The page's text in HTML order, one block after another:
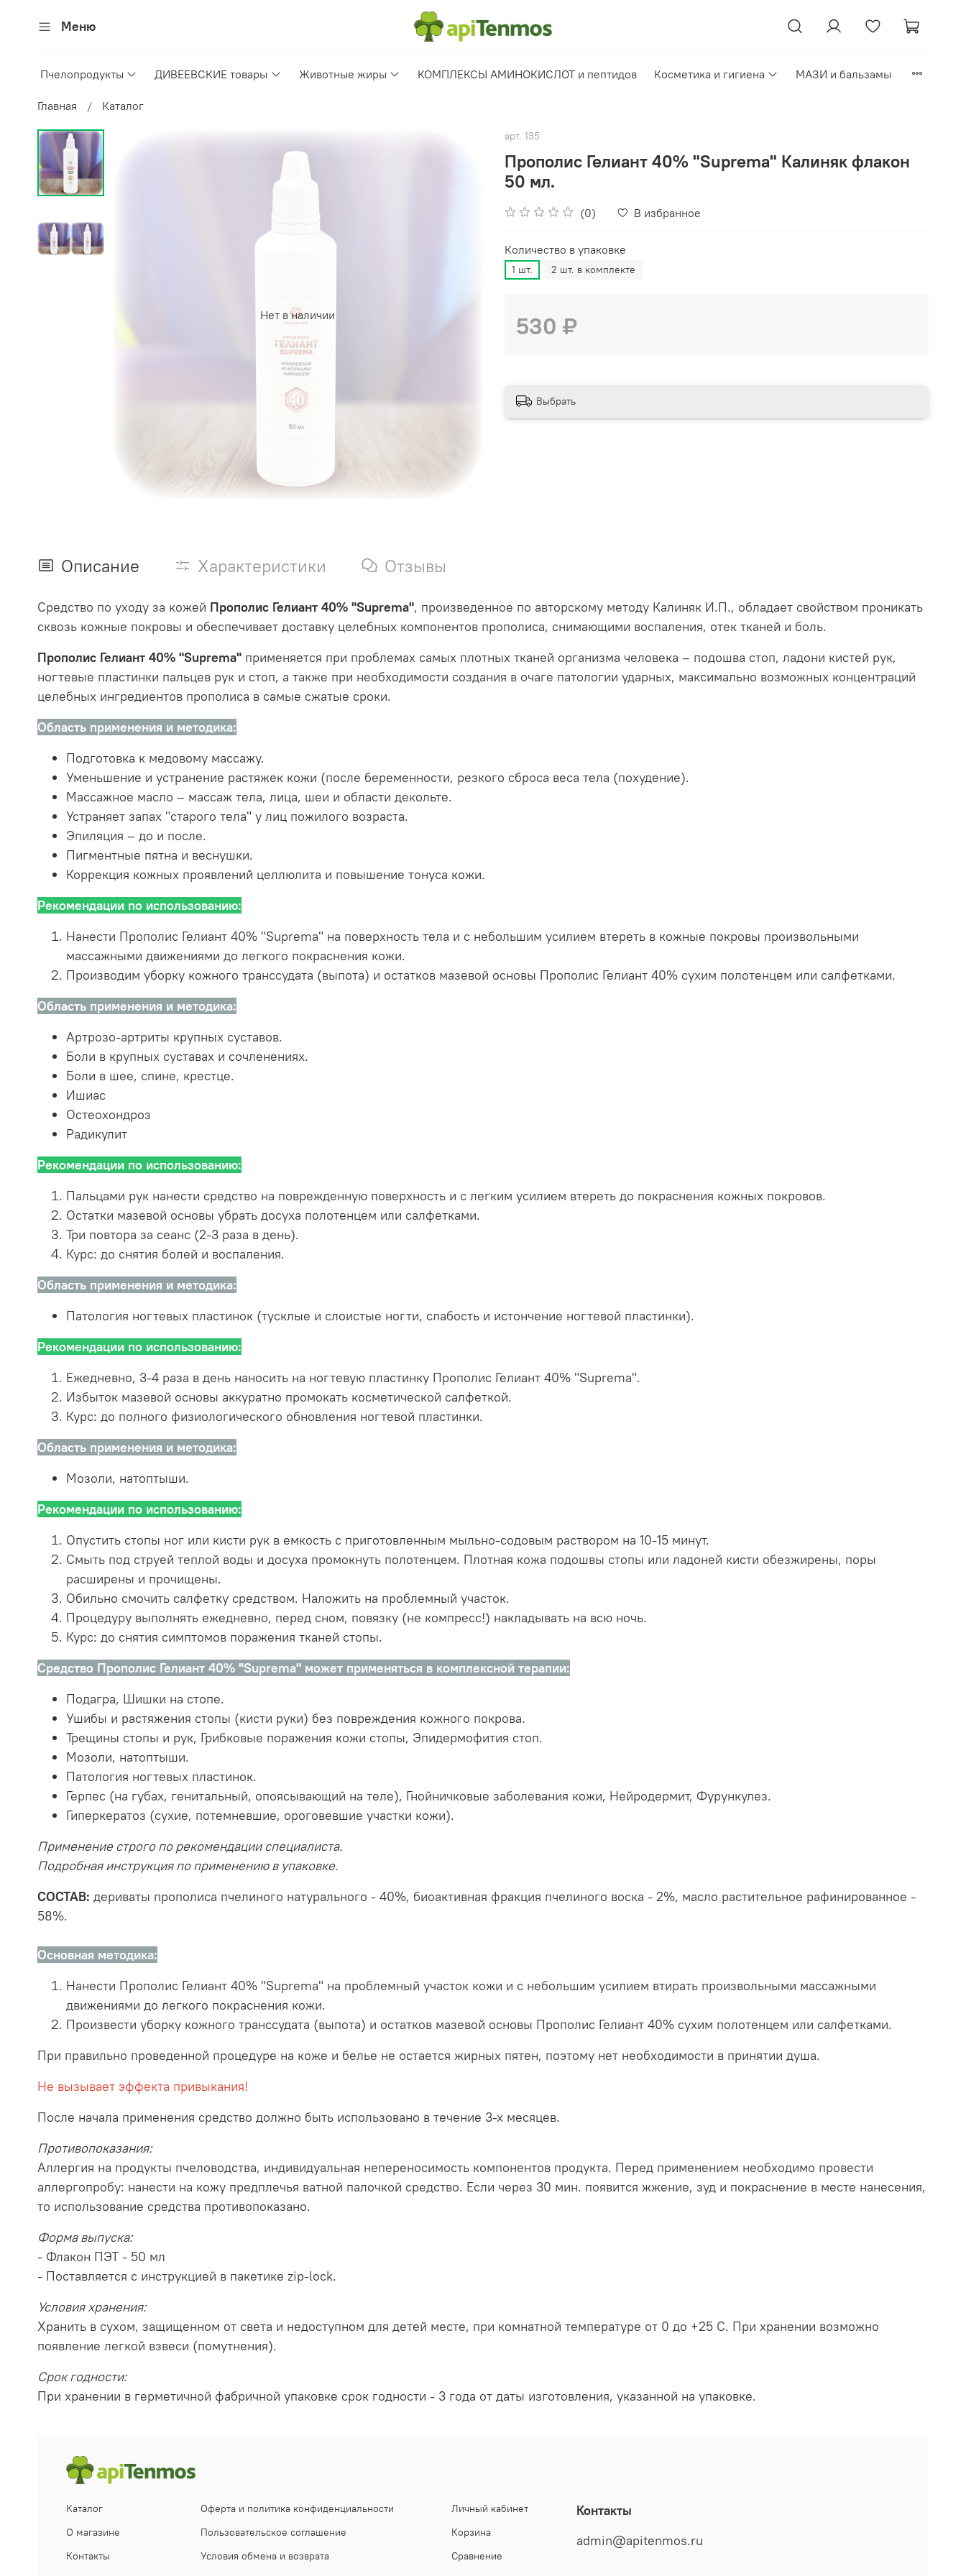
Меню
Пчелопродукты ДИВЕЕВСКИЕ товары Животные жиры КОМПЛЕКСЫ АМИНОКИСЛОТ и пептидов Косметика и гигиена МАЗИ и бальзамы
Главная Каталог
Нет в наличии
арт. 135
Прополис Гелиант 40% "Suprema" Калиняк флакон
50 мл.
(0) В избранное
Количество в упаковке
1 шт. 2 шт. в комплекте
530 ₽
Выбрать
Описание Характеристики Отзывы
Средство по уходу за кожей Прополис Гелиант 40% "Suprema", произведенное по авторскому методу Калиняк И.П., обладает свойством проникать
сквозь кожные покровы и обеспечивает доставку целебных компонентов прополиса, снимающими воспаления, отек тканей и боль.
Прополис Гелиант 40% "Suprema" применяется при проблемах самых плотных тканей организма человека – подошва стоп, ладони кистей рук,
ногтевые пластинки пальцев рук и стоп, а также при необходимости создания в очаге патологии ударных, максимально возможных концентраций
целебных ингредиентов прополиса в самые сжатые сроки.
Область применения и методика:
Подготовка к медовому массажу.
Уменьшение и устранение растяжек кожи (после беременности, резкого сброса веса тела (похудение).
Массажное масло – массаж тела, лица, шеи и области декольте.
Устраняет запах "старого тела" у лиц пожилого возраста.
Эпиляция – до и после.
Пигментные пятна и веснушки.
Коррекция кожных проявлений целлюлита и повышение тонуса кожи.
Рекомендации по использованию:
Нанести Прополис Гелиант 40% "Suprema" на поверхность тела и с небольшим усилием втереть в кожные покровы произвольными
массажными движениями до легкого покраснения кожи.
Производим уборку кожного транссудата (выпота) и остатков мазевой основы Прополис Гелиант 40% сухим полотенцем или салфетками.
Область применения и методика:
Артрозо-артриты крупных суставов.
Боли в крупных суставах и сочленениях.
Боли в шее, спине, крестце.
Ишиас
Остеохондроз
Радикулит
Рекомендации по использованию:
Пальцами рук нанести средство на поврежденную поверхность и с легким усилием втереть до покраснения кожных покровов.
Остатки мазевой основы убрать досуха полотенцем или салфетками.
Три повтора за сеанс (2-3 раза в день).
Курс: до снятия болей и воспаления.
Область применения и методика:
Патология ногтевых пластинок (тусклые и слоистые ногти, слабость и истончение ногтевой пластинки).
Рекомендации по использованию:
Ежедневно, 3-4 раза в день наносить на ногтевую пластинку Прополис Гелиант 40% "Suprema".
Избыток мазевой основы аккуратно промокать косметической салфеткой.
Курс: до полного физиологического обновления ногтевой пластинки.
Область применения и методика:
Мозоли, натоптыши.
Рекомендации по использованию:
Опустить стопы ног или кисти рук в емкость с приготовленным мыльно-содовым раствором на 10-15 минут.
Смыть под струей теплой воды и досуха промокнуть полотенцем. Плотная кожа подошвы стопы или ладоней кисти обезжирены, поры
расширены и прочищены.
Обильно смочить салфетку средством. Наложить на проблемный участок.
Процедуру выполнять ежедневно, перед сном, повязку (не компресс!) накладывать на всю ночь.
Курс: до снятия симптомов поражения тканей стопы.
Средство Прополис Гелиант 40% "Suprema" может применяться в комплексной терапии:
Подагра, Шишки на стопе.
Ушибы и растяжения стопы (кисти руки) без повреждения кожного покрова.
Трещины стопы и рук, Грибковые поражения кожи стопы, Эпидермофития стоп.
Мозоли, натоптыши.
Патология ногтевых пластинок.
Герпес (на губах, генитальный, опоясывающий на теле), Гнойничковые заболевания кожи, Нейродермит, Фурункулез.
Гиперкератоз (сухие, потемневшие, ороговевшие участки кожи).
Применение строго по рекомендации специалиста.
Подробная инструкция по применению в упаковке.
СОСТАВ: дериваты прополиса пчелиного натурального - 40%, биоактивная фракция пчелиного воска - 2%, масло растительное рафинированное -
58%.
Основная методика:
Нанести Прополис Гелиант 40% "Suprema" на проблемный участок кожи и с небольшим усилием втирать произвольными массажными
движениями до легкого покраснения кожи.
Произвести уборку кожного транссудата (выпота) и остатков мазевой основы Прополис Гелиант 40% сухим полотенцем или салфетками.
При правильно проведенной процедуре на коже и белье не остается жирных пятен, поэтому нет необходимости в принятии душа.
Не вызывает эффекта привыкания!
После начала применения средство должно быть использовано в течение 3-х месяцев.
Противопоказания:
Аллергия на продукты пчеловодства, индивидуальная непереносимость компонентов продукта. Перед применением необходимо провести
аллергопробу: нанести на кожу предплечья ватной палочкой средство. Если через 30 мин. появится жжение, зуд и покраснение в месте нанесения,
то использование средства противопоказано.
Форма выпуска:
- Флакон ПЭТ - 50 мл
- Поставляется с инструкцией в пакетике zip-lock.
Условия хранения:
Хранить в сухом, защищенном от света и недоступном для детей месте, при комнатной температуре от 0 до +25 С. При хранении возможно
появление легкой взвеси (помутнения).
Срок годности:
При хранении в герметичной фабричной упаковке срок годности - 3 года от даты изготовления, указанной на упаковке.
Каталог
О магазине
Контакты
Оферта и политика конфиденциальности
Пользовательское соглашение
Условия обмена и возврата
Личный кабинет
Корзина
Сравнение
Контакты
admin@apitenmos.ru